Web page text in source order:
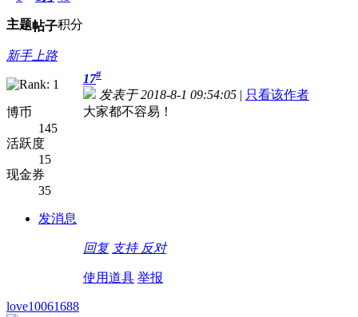
主题帖子积分
新手上路
博币
145
活跃度
15
现金券
35
发消息
17#
发表于 2018-8-1 09:54:05 | 只看该作者
大家都不容易！
回复 支持 反对
使用道具 举报
love10061688